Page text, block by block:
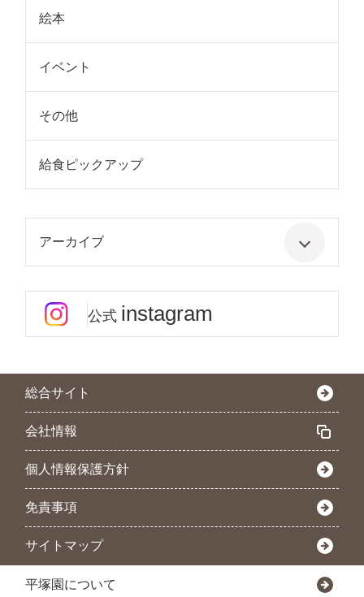
絵本
イベント
その他
給食ピックアップ
アーカイブ
公式 instagram
総合サイト
会社情報
個人情報保護方針
免責事項
サイトマップ
平塚園について